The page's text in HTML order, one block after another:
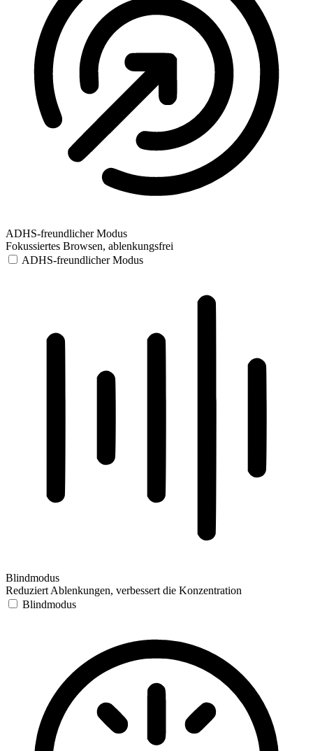
ADHS-freundlicher Modus
Fokussiertes Browsen, ablenkungsfrei
ADHS-freundlicher Modus
Blindmodus
Reduziert Ablenkungen, verbessert die Konzentration
Blindmodus